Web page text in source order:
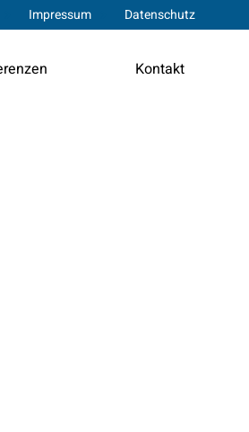
Impressum Datenschutz
Kontakt